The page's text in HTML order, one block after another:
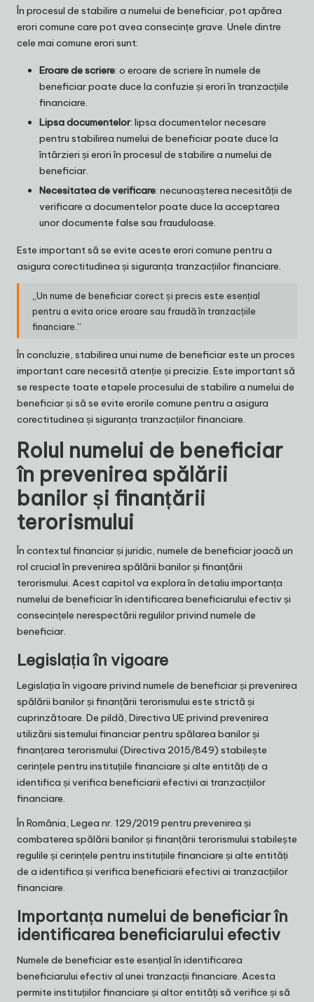
În procesul de stabilire a numelui de beneficiar, pot apărea
erori comune care pot avea consecințe grave. Unele dintre
cele mai comune erori sunt:
Eroare de scriere: o eroare de scriere în numele de
beneficiar poate duce la confuzie și erori în tranzacțiile
financiare.
Lipsa documentelor: lipsa documentelor necesare
pentru stabilirea numelui de beneficiar poate duce la
întârzieri și erori în procesul de stabilire a numelui de
beneficiar.
Necesitatea de verificare: necunoașterea necesității de
verificare a documentelor poate duce la acceptarea
unor documente false sau frauduloase.
Este important să se evite aceste erori comune pentru a
asigura corectitudinea și siguranța tranzacțiilor financiare.
„Un nume de beneficiar corect și precis este esențial
pentru a evita orice eroare sau fraudă în tranzacțiile
financiare.”
În concluzie, stabilirea unui nume de beneficiar este un proces
important care necesită atenție și precizie. Este important să
se respecte toate etapele procesului de stabilire a numelui de
beneficiar și să se evite erorile comune pentru a asigura
corectitudinea și siguranța tranzacțiilor financiare.
Rolul numelui de beneficiar
în prevenirea spălării
banilor și finanțării
terorismului
În contextul financiar și juridic, numele de beneficiar joacă un
rol crucial în prevenirea spălării banilor și finanțării
terorismului. Acest capitol va explora în detaliu importanța
numelui de beneficiar în identificarea beneficiarului efectiv și
consecințele nerespectării regulilor privind numele de
beneficiar.
Legislația în vigoare
Legislația în vigoare privind numele de beneficiar și prevenirea
spălării banilor și finanțării terorismului este strictă și
cuprinzătoare. De pildă, Directiva UE privind prevenirea
utilizării sistemului financiar pentru spălarea banilor și
finanțarea terorismului (Directiva 2015/849) stabilește
cerințele pentru instituțiile financiare și alte entități de a
identifica și verifica beneficiarii efectivi ai tranzacțiilor
financiare.
În România, Legea nr. 129/2019 pentru prevenirea și
combaterea spălării banilor și finanțării terorismului stabilește
regulile și cerințele pentru instituțiile financiare și alte entități
de a identifica și verifica beneficiarii efectivi ai tranzacțiilor
financiare.
Importanța numelui de beneficiar în
identificarea beneficiarului efectiv
Numele de beneficiar este esențial în identificarea
beneficiarului efectiv al unei tranzacții financiare. Acesta
permite instituțiilor financiare și altor entități să verifice și să